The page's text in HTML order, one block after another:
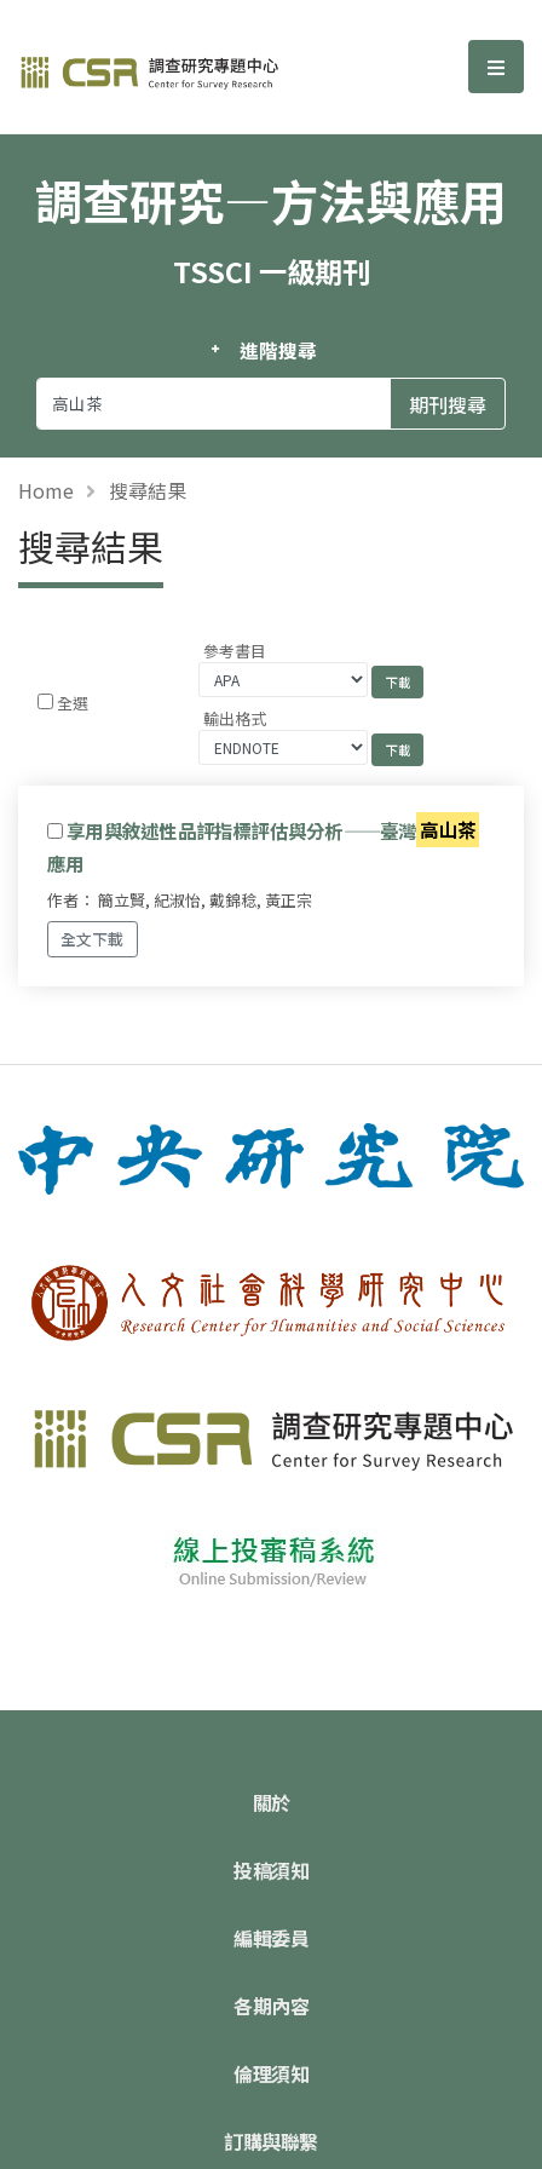
調查研究—方法與應用期刊 選
調查研究—方法與應用
TSSCI 一級期刊
進階搜尋
Home 搜尋結果
搜尋結果
全選
參考書目
輸出格式
享用與敘述性品評指標評估與分析——臺灣高山茶
應用
作者： 簡立賢, 紀淑怡, 戴錦稔, 黃正宗
全文下載
關於
投稿須知
編輯委員
各期內容
倫理須知
訂購與聯繫